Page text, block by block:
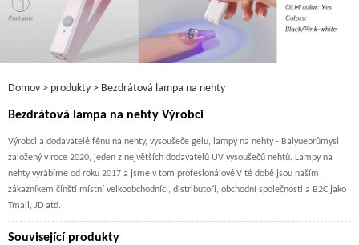
Domov > produkty > Bezdrátová lampa na nehty
Bezdrátová lampa na nehty Výrobci
Výrobci a dodavatelé fénu na nehty, vysoušeče gelu, lampy na nehty - Baiyueprůmysl
založený v roce 2020, jeden z největších dodavatelů UV vysoušečů nehtů. Lampy na
nehty vyrábíme od roku 2017 a jsme v tom profesionálové.V té době jsou naším
zákazníkem čínští místní velkoobchodníci, distributoři, obchodní společnosti a B2C jako
Tmall, JD atd.
Související produkty